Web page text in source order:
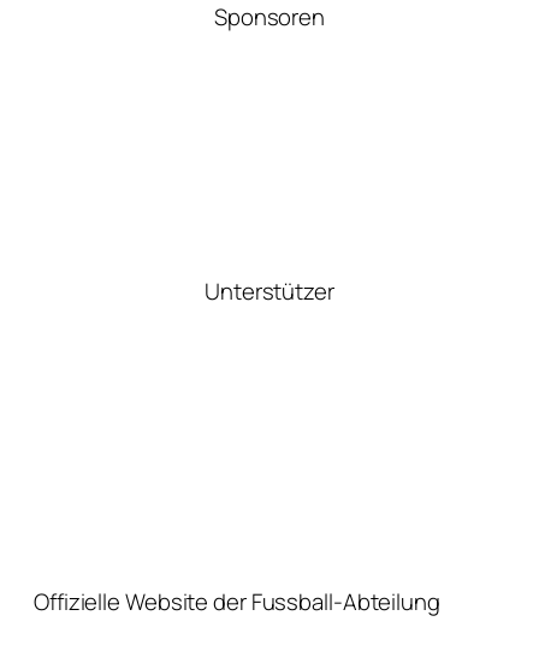
Sponsoren
Unterstützer
Offizielle Website der Fussball-Abteilung